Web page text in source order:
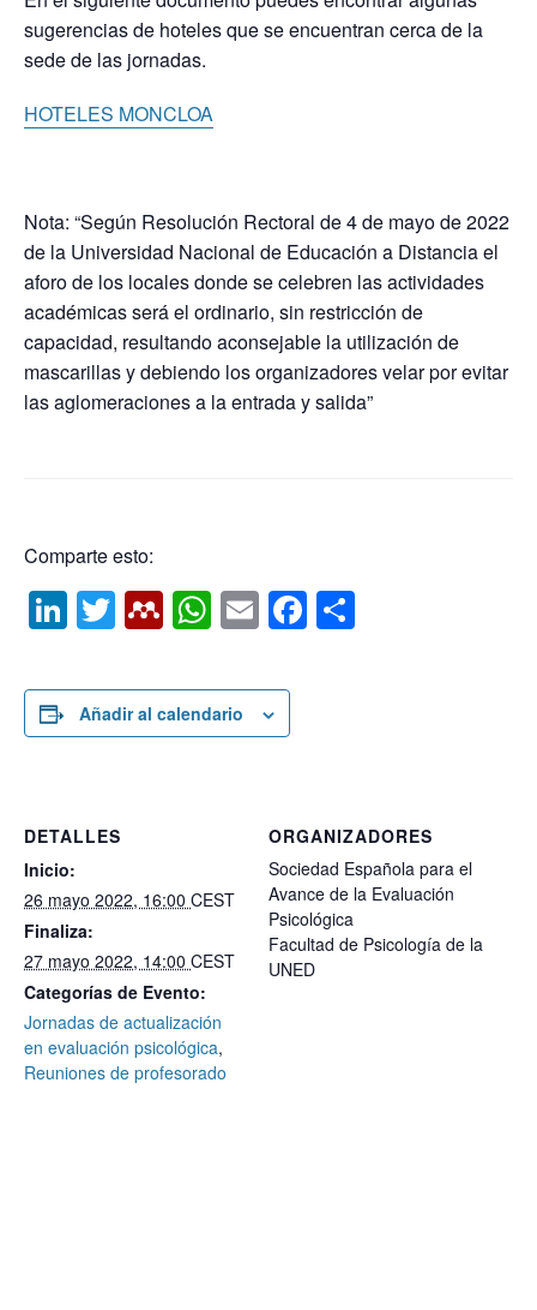
sugerencias de hoteles que se encuentran cerca de la
sede de las jornadas.
HOTELES MONCLOA
Nota: “Según Resolución Rectoral de 4 de mayo de 2022
de la Universidad Nacional de Educación a Distancia el
aforo de los locales donde se celebren las actividades
académicas será el ordinario, sin restricción de
capacidad, resultando aconsejable la utilización de
mascarillas y debiendo los organizadores velar por evitar
las aglomeraciones a la entrada y salida”
Comparte esto:
Li
k
e
T
tt
er
M
n
d
W
at
s
E
ail
F
o
k
Añadir al calendario
DETALLES
Inicio:
26 mayo 2022, 16:00 CEST
Finaliza:
27 mayo 2022, 14:00 CEST
Categorías de Evento:
Jornadas de actualización
en evaluación psicológica,
Reuniones de profesorado
ORGANIZADORES
Sociedad Española para el
Avance de la Evaluación
Psicológica
Facultad de Psicología de la
UNED